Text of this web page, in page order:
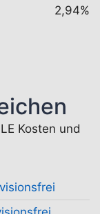
2,94%
Kosten und